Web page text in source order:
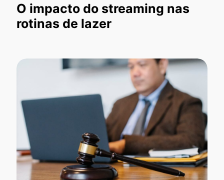
O impacto do streaming nas
rotinas de lazer